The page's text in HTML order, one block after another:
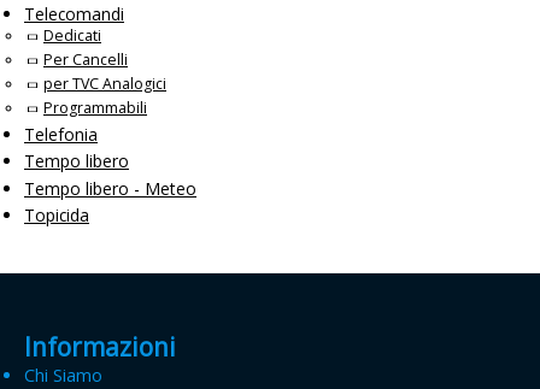
Telecomandi
Dedicati
Per Cancelli
per TVC Analogici
Programmabili
Telefonia
Tempo libero
Tempo libero - Meteo
Topicida
Informazioni
Chi Siamo